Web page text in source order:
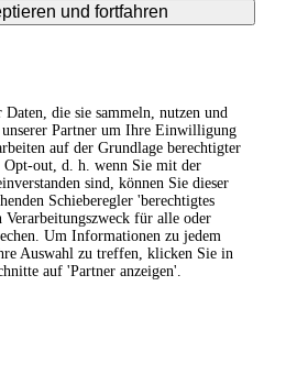
und fortfahren
die sie sammeln, nutzen und
Partner um Ihre Einwilligung
auf der Grundlage berechtigter
Opt-out, d. h. wenn Sie mit der
sind, können Sie dieser
Schieberegler 'berechtigtes
für alle oder
Um Informationen zu jedem
Auswahl zu treffen, klicken Sie in
auf 'Partner anzeigen'.